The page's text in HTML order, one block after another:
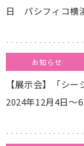
日 パシフィコ横
お知らせ
【展示会】「シ
2024年12月4日～